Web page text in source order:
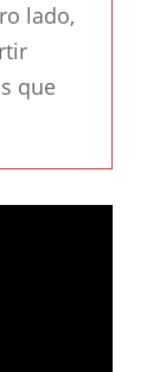
lado,
que